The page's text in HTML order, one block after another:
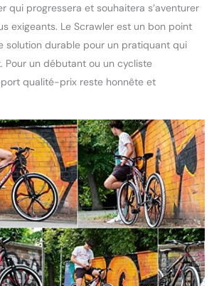
qui progressera et souhaitera s’aventurer
exigeants. Le Scrawler est un bon point
solution durable pour un pratiquant qui
Pour un débutant ou un cycliste
qualité-prix reste honnête et